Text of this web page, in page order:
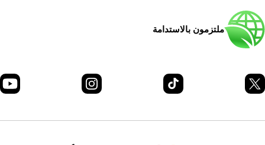
ملتزمون بالاستدامة